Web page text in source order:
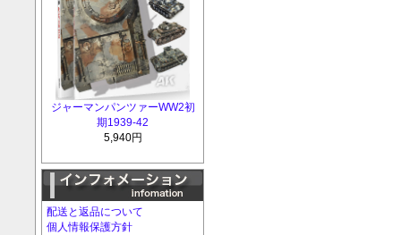
ジャーマンパンツァーWW2初
期1939-42
5,940円
配送と返品について
個人情報保護方針